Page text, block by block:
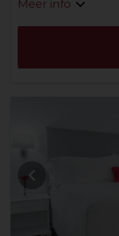
Meer info